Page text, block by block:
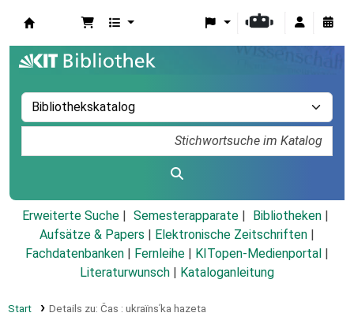
Erweiterte Suche Semesterapparate
Bibliotheken
Aufsätze & Papers
Elektronische Zeitschriften
Fachdatenbanken
Fernleihe KITopen-Medienportal
Literaturwunsch
Kataloganleitung
Start Details zu: Čas : ukrai͏̈nsʹka hazeta